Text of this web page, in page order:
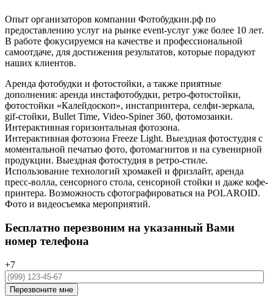
Опыт организаторов компании Фотобудкин.рф по
предоставлению услуг на рынке event-услуг уже более 10 лет.
В работе фокусируемся на качестве и профессиональной
самоотдаче, для достижения результатов, которые порадуют
наших клиентов.
Аренда фотобудки и фотостойки, а также приятные
дополнения: аренда инстафотобудки, ретро-фотостойки,
фотостойки «Калейдоскоп», инстапринтера, селфи-зеркала,
gif-стойки, Bullet Time, Video-Spiner 360, фотомозаики.
Интерактивная горизонтальная фотозона.
Интерактивная фотозона Freeze Light. Выездная фотостудия с
моментальной печатью фото, фотомагнитов и на сувенирной
продукции. Выездная фотостудия в ретро-стиле.
Использование технологий хромакей и фризлайт, аренда
пресс-волла, сенсорного стола, сенсорной стойки и даже кофе-
принтера. Возможность сфотографироваться на POLAROID.
Фото и видеосъемка мероприятий.
Бесплатно перезвоним на указанный Вами
номер телефона
+7